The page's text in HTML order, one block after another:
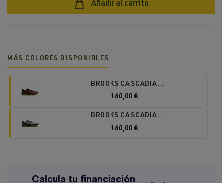
Añadir al carrito
MÁS COLORES DISPONIBLES
BROOKS CASCADIA...
160,00 €
BROOKS CASCADIA...
160,00 €